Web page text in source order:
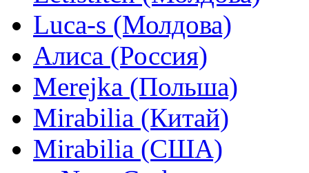
Luca-s (Молдова)
Алиса (Россия)
Merejka (Польша)
Mirabilia (Китай)
Mirabilia (США)